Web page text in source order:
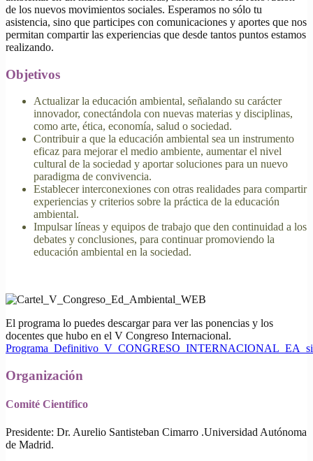
de los nuevos movimientos sociales. Esperamos no sólo tu
asistencia, sino que participes con comunicaciones y aportes que nos
permitan compartir las experiencias que desde tantos puntos estamos
realizando.
Objetivos
Actualizar la educación ambiental, señalando su carácter
innovador, conectándola con nuevas materias y disciplinas,
como arte, ética, economía, salud o sociedad.
Contribuir a que la educación ambiental sea un instrumento
eficaz para mejorar el medio ambiente, aumentar el nivel
cultural de la sociedad y aportar soluciones para un nuevo
paradigma de convivencia.
Establecer interconexiones con otras realidades para compartir
experiencias y criterios sobre la práctica de la educación
ambiental.
Impulsar líneas y equipos de trabajo que den continuidad a los
debates y conclusiones, para continuar promoviendo la
educación ambiental en la sociedad.
El programa lo puedes descargar para ver las ponencias y los
docentes que hubo en el V Congreso Internacional.
Organización
Comité Científico
Presidente: Dr. Aurelio Santisteban Cimarro .Universidad Autónoma
de Madrid.